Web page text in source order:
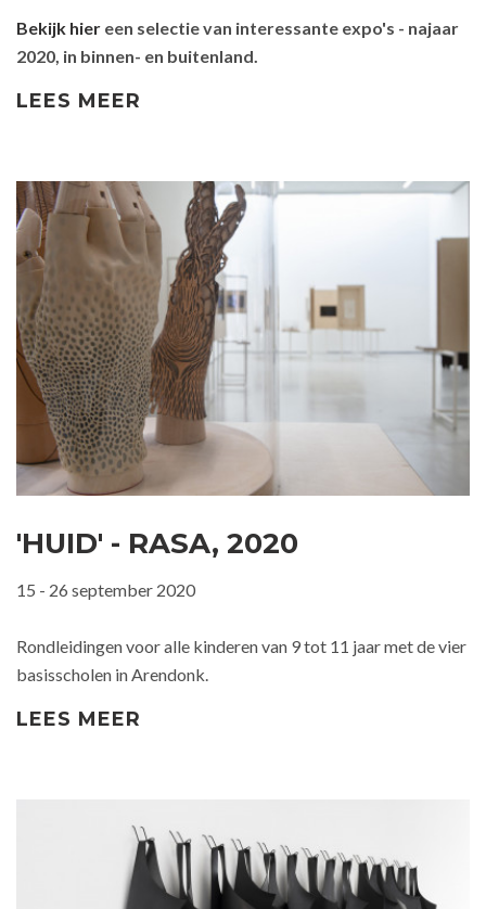
Bekijk hier een selectie van interessante expo's - najaar
2020, in binnen- en buitenland.
LEES MEER
'HUID' - RASA, 2020
15 - 26 september 2020
Rondleidingen voor alle kinderen van 9 tot 11 jaar met de vier
basisscholen in Arendonk.
LEES MEER